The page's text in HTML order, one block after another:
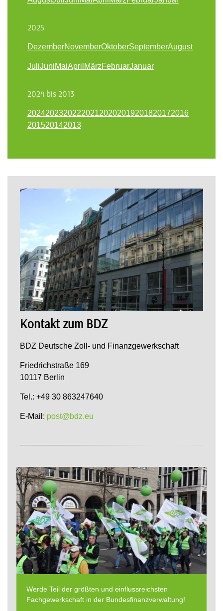
2025
DezemberNovemberOktoberSeptemberAugust
JuliJuniMaiApril MärzFebruarJanuar
2024 bis 2013
202420232022202120202019201820172016
201520142013
Kontakt zum BDZ
BDZ Deutsche Zoll- und Finanzgewerkschaft
Friedrichstraße 169
10117 Berlin
Tel.: +49 30 863247640
E-Mail: post@bdz.eu
Werde Teil der größten und einflussreichsten
Fachgewerkschaft in der Bundesfinanzverwaltung!